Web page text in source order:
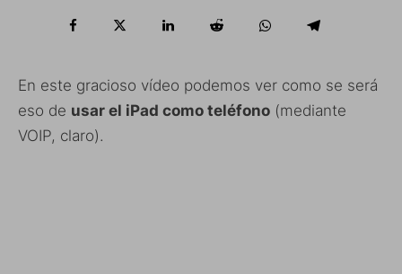
En este gracioso vídeo podemos ver como se será
eso de usar el iPad como teléfono (mediante
VOIP, claro).